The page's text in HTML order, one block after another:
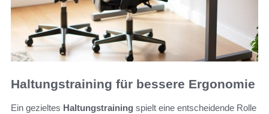
Haltungstraining für bessere Ergonomie
Ein gezieltes Haltungstraining spielt eine entscheidende Rolle